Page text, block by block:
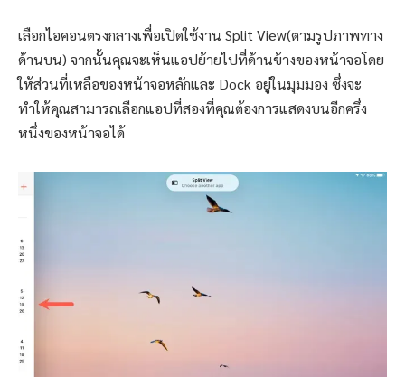
เลือกไอคอนตรงกลางเพื่อเปิดใช้งาน Split View(ตามรูปภาพทาง
ด้านบน) จากนั้นคุณจะเห็นแอปย้ายไปที่ด้านข้างของหน้าจอโดย
ให้ส่วนที่เหลือของหน้าจอหลักและ Dock อยู่ในมุมมอง ซึ่งจะ
ทำให้คุณสามารถเลือกแอปที่สองที่คุณต้องการแสดงบนอีกครึ่ง
หนึ่งของหน้าจอได้